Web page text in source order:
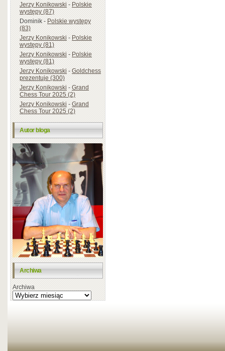
Jerzy Konikowski-Polskie
występy (87)
Dominik-Polskie występy
(83)
Jerzy Konikowski-Polskie
występy (81)
Jerzy Konikowski-Polskie
występy (81)
Jerzy Konikowski-Goldchess
prezentuje (300)
Jerzy Konikowski-Grand
Chess Tour 2025 (2)
Jerzy Konikowski-Grand
Chess Tour 2025 (2)
Autor bloga
Archiwa
Archiwa